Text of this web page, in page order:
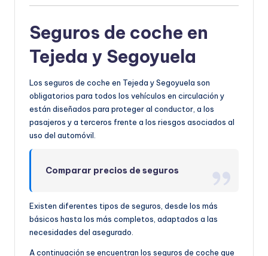
Seguros de coche en
Tejeda y Segoyuela
Los seguros de coche en Tejeda y Segoyuela son
obligatorios para todos los vehículos en circulación y
están diseñados para proteger al conductor, a los
pasajeros y a terceros frente a los riesgos asociados al
uso del automóvil.
Comparar precios de seguros
Existen diferentes tipos de seguros, desde los más
básicos hasta los más completos, adaptados a las
necesidades del asegurado.
A continuación se encuentran los seguros de coche que